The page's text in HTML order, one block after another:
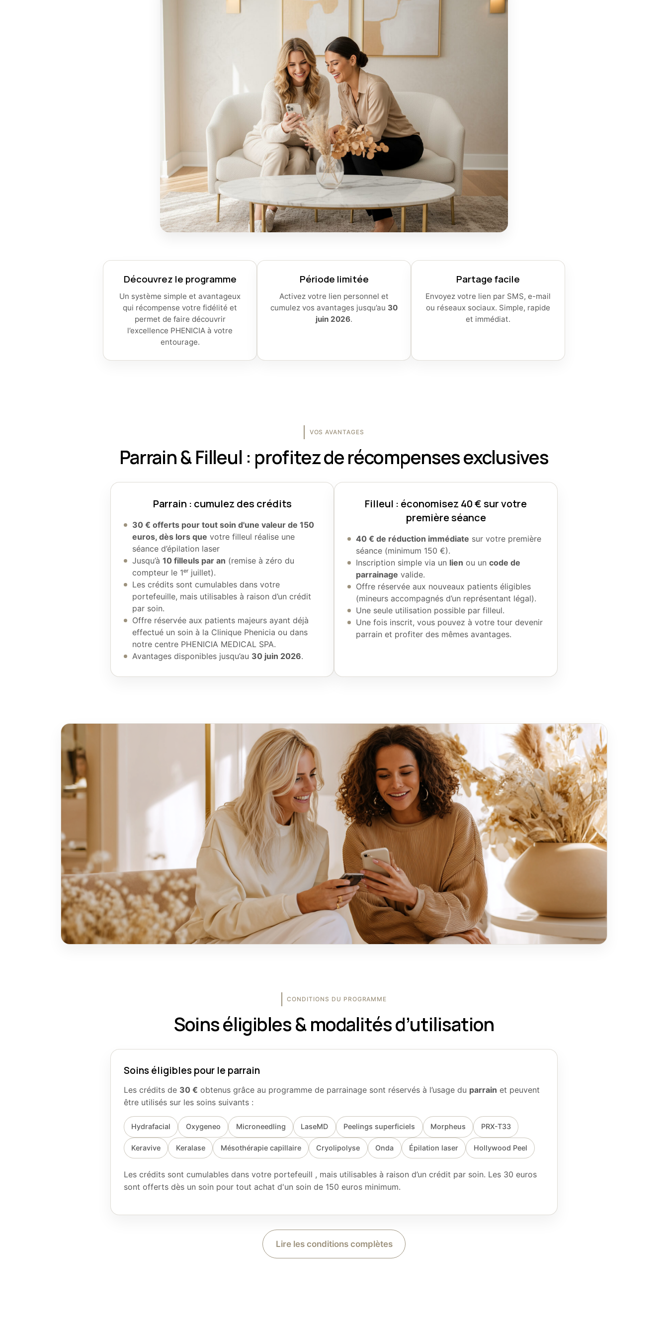
Découvrez le programme
Un système simple et avantageux
qui récompense votre fidélité et
permet de faire découvrir
l’excellence PHENICIA à votre
entourage.
Période limitée
Activez votre lien personnel et
cumulez vos avantages jusqu’au 30
juin 2026.
Partage facile
Envoyez votre lien par SMS, e-mail
ou réseaux sociaux. Simple, rapide
et immédiat.
VOS AVANTAGES
Parrain & Filleul : profitez de récompenses exclusives
Parrain : cumulez des crédits
30 € offerts pour tout soin d'une valeur de 150
euros, dès lors que votre filleul réalise une
séance d’épilation laser
Jusqu’à10 filleuls par an (remise à zéro du
compteur le 1ᵉʳ juillet).
Les crédits sont cumulables dans votre
portefeuille, mais utilisables à raison d’un crédit
par soin.
Offre réservée aux patients majeurs ayant déjà
effectué un soin à la Clinique Phenicia ou dans
notre centre PHENICIA MEDICAL SPA.
Avantages disponibles jusqu’au 30 juin 2026.
Filleul : économisez 40 € sur votre
première séance
40 € de réduction immédiate sur votre première
séance (minimum 150 €).
Inscription simple via un lien ou uncode de
parrainage valide.
Offre réservée aux nouveaux patients éligibles
(mineurs accompagnés d’un représentant légal).
Une seule utilisation possible par filleul.
Une fois inscrit, vous pouvez à votre tour devenir
parrain et profiter des mêmes avantages.
CONDITIONS DU PROGRAMME
Soins éligibles & modalités d’utilisation
Soins éligibles pour le parrain
Les crédits de 30 € obtenus grâce au programme de parrainage sont réservés à l’usage du parrain et peuvent
être utilisés sur les soins suivants :
Hydrafacial Oxygeneo Microneedling LaseMD Peelings superficiels Morpheus PRX-T33
Keravive Keralase Mésothérapie capillaire Cryolipolyse Onda Épilation laser Hollywood Peel
Les crédits sont cumulables dans votre portefeuill , mais utilisables à raison d’un crédit par soin. Les 30 euros
sont offerts dès un soin pour tout achat d'un soin de 150 euros minimum.
Lire les conditions complètes